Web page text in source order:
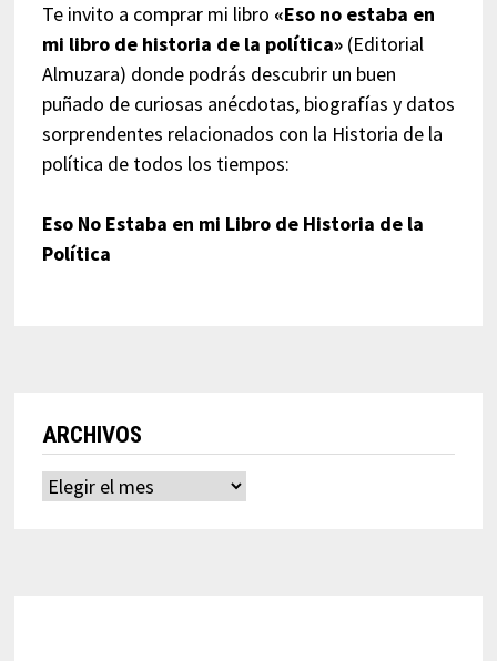
Te invito a comprar mi libro «Eso no estaba en
mi libro de historia de la política»(Editorial
Almuzara) donde podrás descubrir un buen
puñado de curiosas anécdotas, biografías y datos
sorprendentes relacionados con la Historia de la
política de todos los tiempos:
Eso No Estaba en mi Libro de Historia de la
Política
ARCHIVOS
Archivos